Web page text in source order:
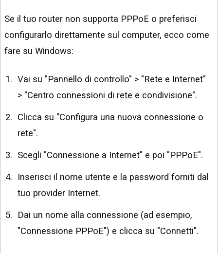
Se il tuo router non supporta PPPoE o preferisci
configurarlo direttamente sul computer, ecco come
fare su Windows:
Vai su "Pannello di controllo" > "Rete e Internet"
> "Centro connessioni di rete e condivisione".
Clicca su "Configura una nuova connessione o
rete".
Scegli "Connessione a Internet" e poi "PPPoE".
Inserisci il nome utente e la password forniti dal
tuo provider Internet.
Dai un nome alla connessione (ad esempio,
"Connessione PPPoE") e clicca su "Connetti".